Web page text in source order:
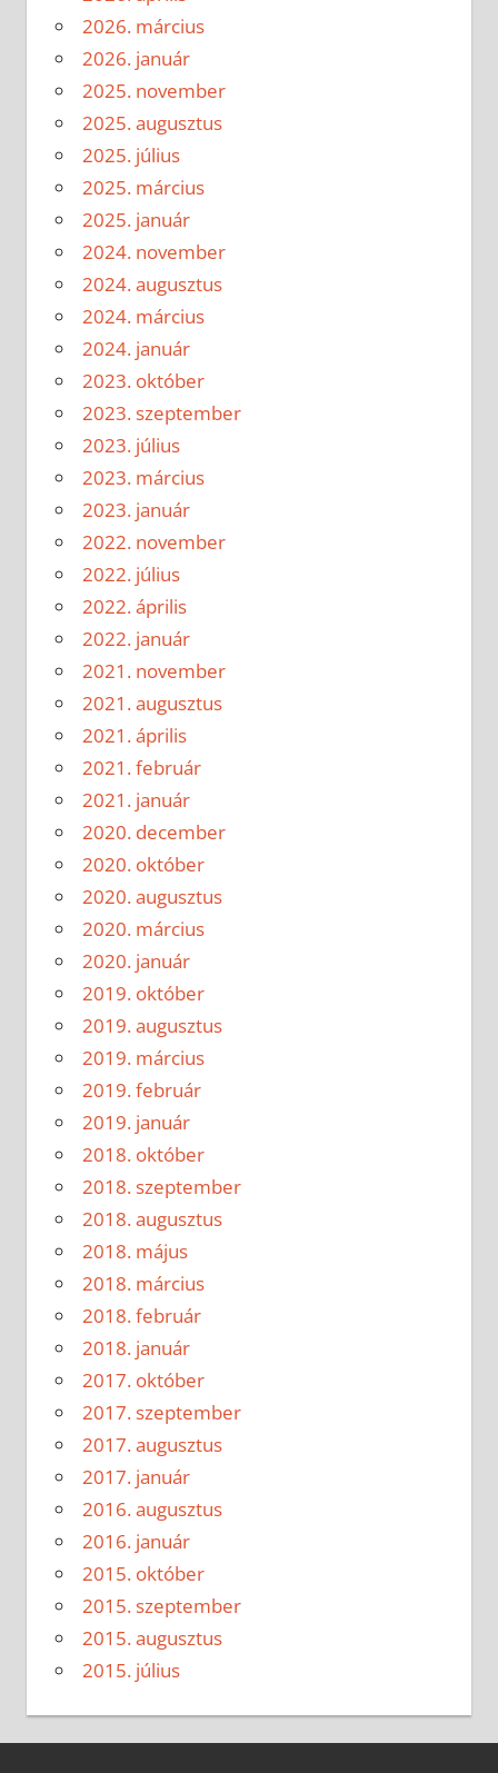
2026. március
2026. január
2025. november
2025. augusztus
2025. július
2025. március
2025. január
2024. november
2024. augusztus
2024. március
2024. január
2023. október
2023. szeptember
2023. július
2023. március
2023. január
2022. november
2022. július
2022. április
2022. január
2021. november
2021. augusztus
2021. április
2021. február
2021. január
2020. december
2020. október
2020. augusztus
2020. március
2020. január
2019. október
2019. augusztus
2019. március
2019. február
2019. január
2018. október
2018. szeptember
2018. augusztus
2018. május
2018. március
2018. február
2018. január
2017. október
2017. szeptember
2017. augusztus
2017. január
2016. augusztus
2016. január
2015. október
2015. szeptember
2015. augusztus
2015. július